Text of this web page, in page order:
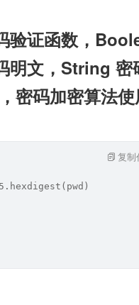
验证函数，
明文，String 密
密码加密算法使
复制